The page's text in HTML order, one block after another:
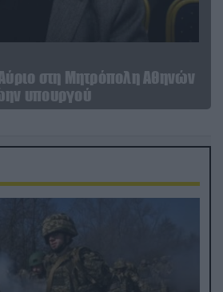
στη Μητρόπολη Αθηνών
υπουργού